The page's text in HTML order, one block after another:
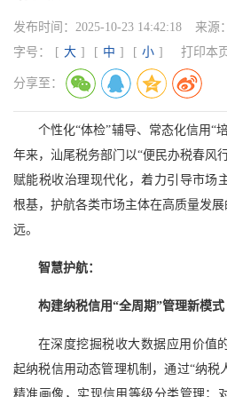
发布时间： 2025-10-23 14:42:18 来源：
字号：
[ 大 ] [ 中 ] [ 小 ] 打印本
分享至：
个性化“体检”辅导、常态化信用
年来，汕尾税务部门以“便民办税春风
赋能税收治理现代化，着力引导市场
根基，护航各类市场主体在高质量发
远。
智慧护航：
构建纳税信用“全周期”管理新模式
在深度挖掘税收大数据应用价值
起纳税信用动态管理机制，通过“纳税
精准画像，实现信用等级分类管理；